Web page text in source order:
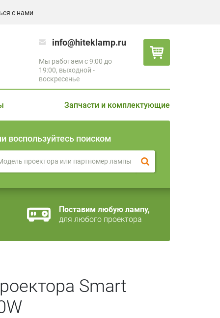
с нами
info@hiteklamp.ru
Мы работаем с 9:00 до
19:00, выходной -
воскресенье
Запчасти и комплектующие
воспользуйтесь поиском
Поставим любую лампу,
для любого проектора
Smart